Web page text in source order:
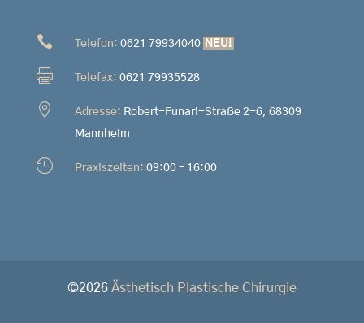
 Telefon: 0621 79934040 NEU!
 Telefax: 0621 79935528
 Adresse: Robert-Funari-Straße 2-6, 68309
Mannheim
 Praxiszeiten: 09:00 – 16:00
©2026 Ästhetisch Plastische Chirurgie